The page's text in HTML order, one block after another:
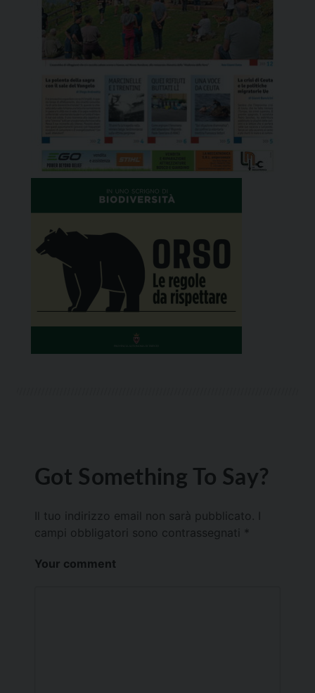
Got Something To Say?
Il tuo indirizzo email non sarà pubblicato.
campi obbligatori sono contrassegnati *
Your comment